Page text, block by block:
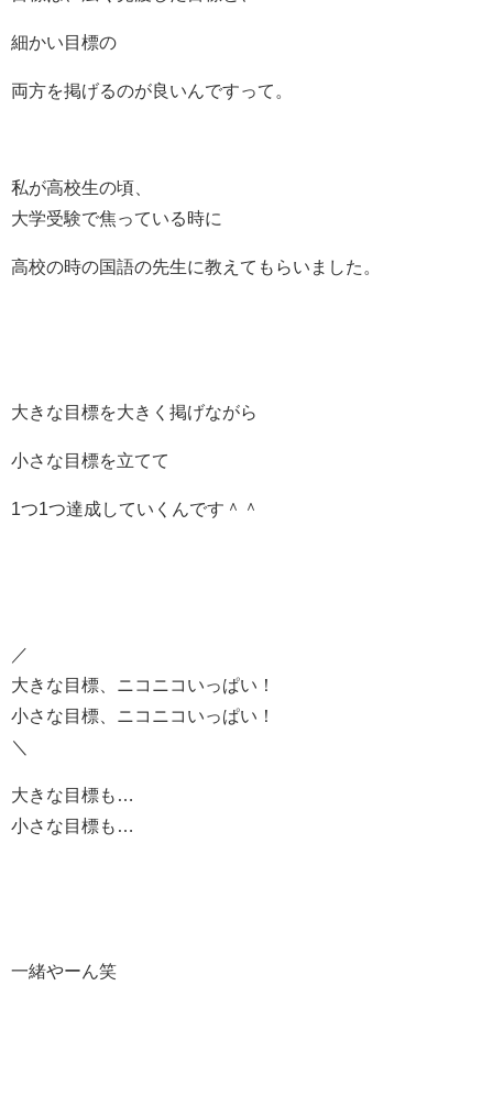
細かい目標の
両方を掲げるのが良いんですって。
私が高校生の頃、
大学受験で焦っている時に
高校の時の国語の先生に教えてもらいました。
大きな目標を大きく掲げながら
小さな目標を立てて
1つ1つ達成していくんです＾＾
／
大きな目標、ニコニコいっぱい！
小さな目標、ニコニコいっぱい！
＼
大きな目標も…
小さな目標も…
一緒やーん笑